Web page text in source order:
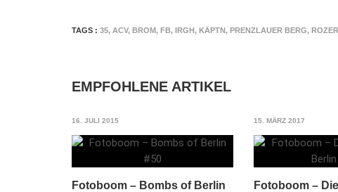
TAGS : 35, ACV, BROM, FB, IRGH, KÄPTN, PRENZLAUER BERG, ROZER
EMPFOHLENE ARTIKEL
16. JULI 2015
Fotoboom – Bombs of Berlin
15. MÄRZ 2017
Fotoboom –